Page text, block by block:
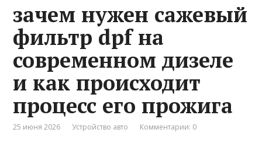
зачем нужен сажевый
фильтр dpf на
современном дизеле
и как происходит
процесс его прожига
25 июня 2026 Устройство авто Комментарии: 0